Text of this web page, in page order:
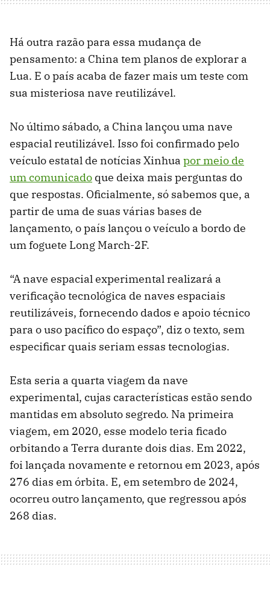
Há outra razão para essa mudança de
pensamento: a China tem planos de explorar a
Lua. E o país acaba de fazer mais um teste com
sua misteriosa nave reutilizável.
No último sábado, a China lançou uma nave
espacial reutilizável. Isso foi confirmado pelo
veículo estatal de notícias Xinhua por meio de
um comunicado que deixa mais perguntas do
que respostas. Oficialmente, só sabemos que, a
partir de uma de suas várias bases de
lançamento, o país lançou o veículo a bordo de
um foguete Long March-2F.
“A nave espacial experimental realizará a
verificação tecnológica de naves espaciais
reutilizáveis, fornecendo dados e apoio técnico
para o uso pacífico do espaço”, diz o texto, sem
especificar quais seriam essas tecnologias.
Esta seria a quarta viagem da nave
experimental, cujas características estão sendo
mantidas em absoluto segredo. Na primeira
viagem, em 2020, esse modelo teria ficado
orbitando a Terra durante dois dias. Em 2022,
foi lançada novamente e retornou em 2023, após
276 dias em órbita. E, em setembro de 2024,
ocorreu outro lançamento, que regressou após
268 dias.